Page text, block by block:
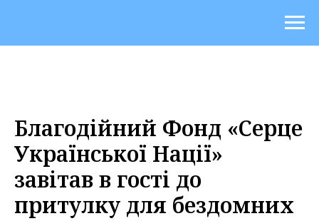
Благодійний Фонд «Серце
Української Нації»
завітав в гості до
притулку для бездомних